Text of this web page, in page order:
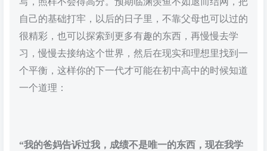
自己的基础打牢，以后的日子里，不靠父母也可以过的
很精彩，也可以探索到更多有趣的东西，再慢慢去学
习，慢慢去接纳这个世界，然后在现实和理想里找到一
个平衡，这样你的下一代才可能在初中高中的时候知道
一个道理：
“我的爸妈告诉过我，成绩不是唯一的东西，现在我学